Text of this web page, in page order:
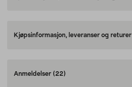
Kjøpsinformasjon, leveranser og returer
Anmeldelser (22)